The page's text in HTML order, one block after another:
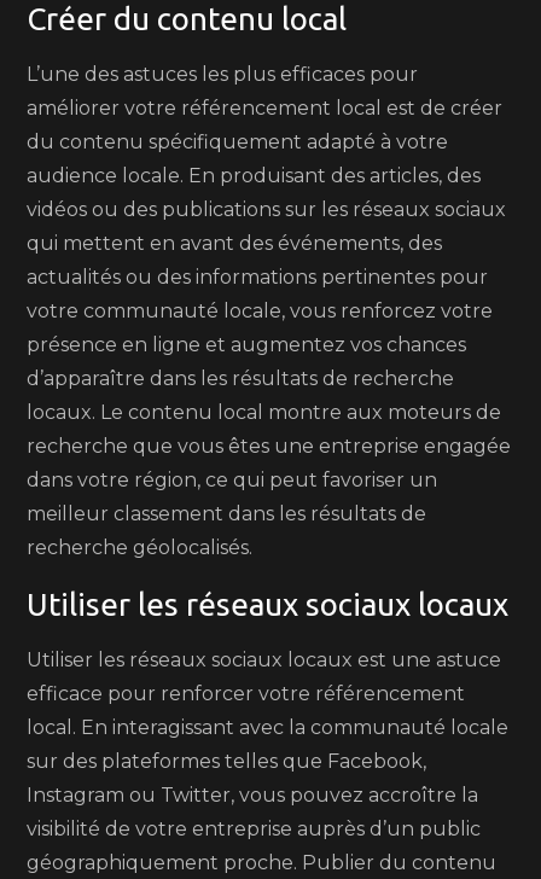
Créer du contenu local
L’une des astuces les plus efficaces pour
améliorer votre référencement local est de créer
du contenu spécifiquement adapté à votre
audience locale. En produisant des articles, des
vidéos ou des publications sur les réseaux sociaux
qui mettent en avant des événements, des
actualités ou des informations pertinentes pour
votre communauté locale, vous renforcez votre
présence en ligne et augmentez vos chances
d’apparaître dans les résultats de recherche
locaux. Le contenu local montre aux moteurs de
recherche que vous êtes une entreprise engagée
dans votre région, ce qui peut favoriser un
meilleur classement dans les résultats de
recherche géolocalisés.
Utiliser les réseaux sociaux locaux
Utiliser les réseaux sociaux locaux est une astuce
efficace pour renforcer votre référencement
local. En interagissant avec la communauté locale
sur des plateformes telles que Facebook,
Instagram ou Twitter, vous pouvez accroître la
visibilité de votre entreprise auprès d’un public
géographiquement proche. Publier du contenu